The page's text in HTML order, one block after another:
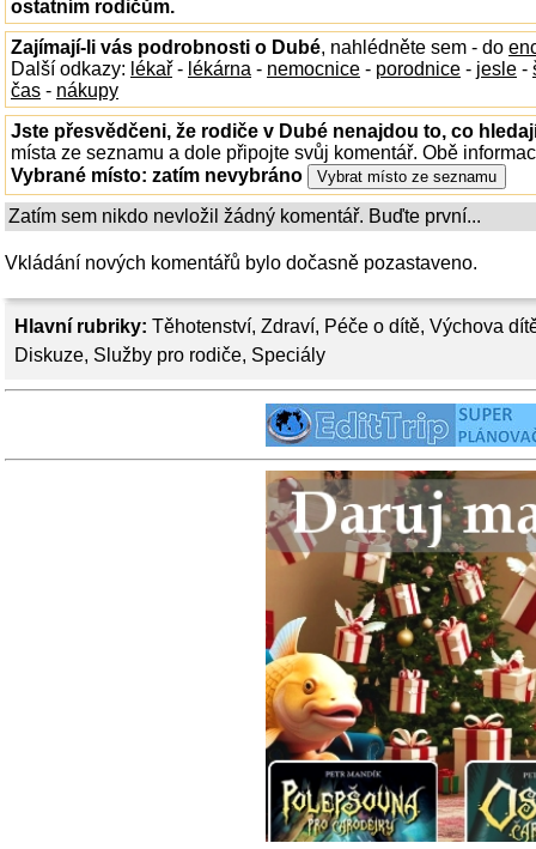
Hlavní rubriky: Těhotenství, Zdraví, Péče o dítě, Výchova
Diskuze, Služby pro rodiče, Speciály
ostatním rodičům.
Zajímají-li vás podrobnosti o Dubé, nahlédněte sem - do
Další odkazy: lékař - lékárna - nemocnice - porodnice - jesle -
čas - nákupy
Jste přesvědčeni, že rodiče v Dubé nenajdou to, co
místa ze seznamu a dole připojte svůj komentář. Obě
Vybrané místo: zatím nevybráno
Zatím sem nikdo nevložil žádný komentář. Buďte první...
Vkládání nových komentářů bylo dočasně pozastaveno.